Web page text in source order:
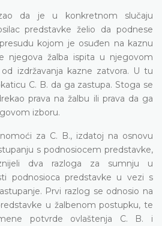
da je u konkretnom slučaju
predstavke želio da podnese
kojom je osuđen na kaznu
njegova žalba ispita u njegovom
izdržavanja kazne zatvora. U tu
C. B. da ga zastupa. Stoga se
prava na žalbu ili prava da ga
izboru.
za C. B., izdatoj na osnovu
s podnosiocem predstavke,
dva razloga za sumnju u
podnosioca predstavke u vezi s
Prvi razlog se odnosio na
u žalbenom postupku, te
potvrde ovlaštenja C. B. i